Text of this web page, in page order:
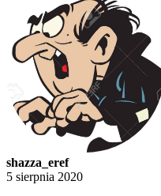
shazza_eref
5 sierpnia 2020